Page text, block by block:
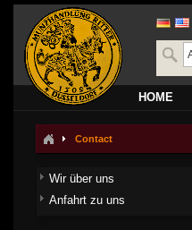
HOME
Contact
Wir über uns
Anfahrt zu uns